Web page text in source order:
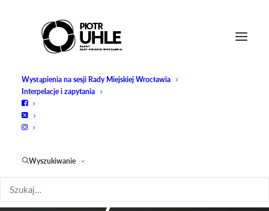
Wystąpienia na sesji Rady Miejskiej Wrocławia
Interpelacje i zapytania
Wyszukiwanie